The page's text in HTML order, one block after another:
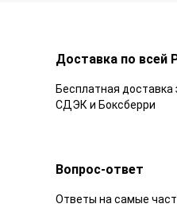
Доставка по всей
Бесплатная доставка
СДЭК и Боксберри
Вопрос-ответ
Ответы на самые